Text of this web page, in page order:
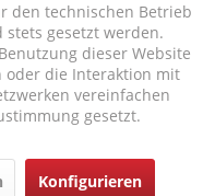
den technischen Betrieb
gesetzt werden.
dieser Website
oder die Interaktion mit
vereinfachen
gesetzt.
Konfigurieren